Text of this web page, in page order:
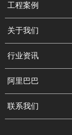
工程案例
关于我们
行业资讯
阿里巴巴
联系我们